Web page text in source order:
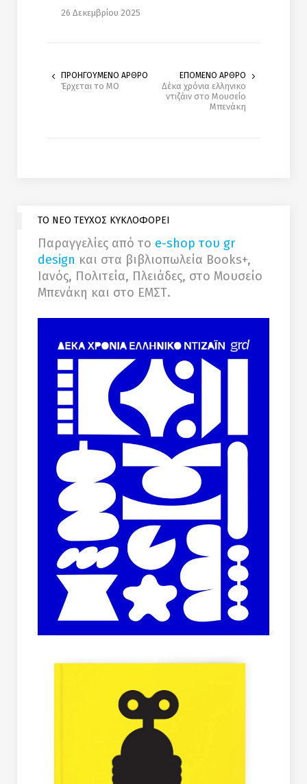
26 Δεκεμβρίου 2025
ΠΡΟΗΓΟΥΜΕΝΟ ΑΡΘΡΟ
Έρχεται το MO
ΕΠΟΜΕΝΟ ΑΡΘΡΟ
Δέκα χρόνια ελληνικο
ντιζάιν στο Μουσείο
Μπενάκη
ΤΟ ΝΕΟ ΤΕΥΧΟΣ ΚΥΚΛΟΦΟΡΕΙ
Παραγγελίες από το e-shop του gr
design και στα βιβλιοπωλεία Books+,
Ιανός, Πολιτεία, Πλειάδες, στο Μουσείο
Μπενάκη και στο ΕΜΣΤ.